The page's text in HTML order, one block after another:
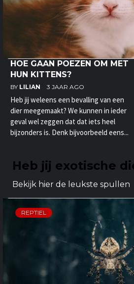
HOE GAAN POEZEN OM MET
HUN KITTENS?
BY LILIAN 3 JAAR AGO
Heb jij weleens een bevalling van een
dier meegemaakt? We kunnen in ieder
geval wel zeggen dat dat iets heel
bijzonders is. Denk bijvoorbeeld eens...
Heb jij exotische
Bekijk hier de leukste spullen
REPTIEL